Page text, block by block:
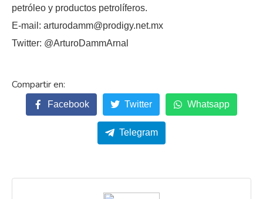
petróleo y productos petrolíferos.
E-mail: arturodamm@prodigy.net.mx
Twitter: @ArturoDammArnal
Facebook Twitter Whatsapp
Telegram